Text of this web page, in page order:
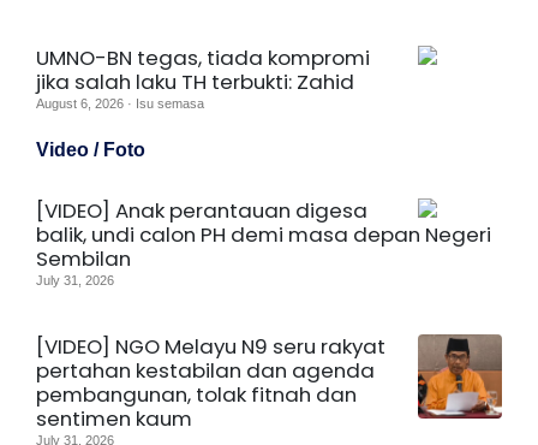
UMNO-BN tegas, tiada kompromi
jika salah laku TH terbukti: Zahid
August 6, 2026 · Isu semasa
Video / Foto
[VIDEO] Anak perantauan digesa
balik, undi calon PH demi masa depan Negeri
Sembilan
July 31, 2026
[VIDEO] NGO Melayu N9 seru rakyat
pertahan kestabilan dan agenda
pembangunan, tolak fitnah dan
sentimen kaum
July 31, 2026